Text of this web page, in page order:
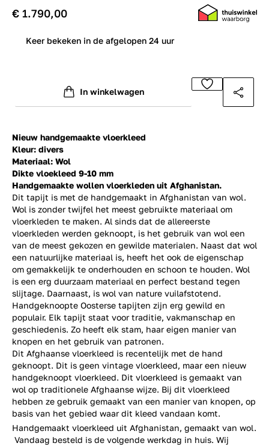
Nieuw handgemaakte vloerkleed
Kleur: divers
Materiaal: Wol
Dikte vloekleed 9-10 mm
Handgemaakte wollen vloerkleden uit Afghanistan.
Dit tapijt is met de handgemaakt in Afghanistan van wol.
Wol is zonder twijfel het meest gebruikte materiaal om
vloerkleden te maken. Al sinds dat de allereerste
vloerkleden werden geknoopt, is het gebruik van wol een
van de meest gekozen en gewilde materialen. Naast dat wol
een natuurlijke materiaal is, heeft het ook de eigenschap
om gemakkelijk te onderhouden en schoon te houden. Wol
is een erg duurzaam materiaal en perfect bestand tegen
slijtage. Daarnaast, is wol van nature vuilafstotend.
Handgeknoopte Oosterse tapijten zijn erg gewild en
populair. Elk tapijt staat voor traditie, vakmanschap en
geschiedenis. Zo heeft elk stam, haar eigen manier van
knopen en het gebruik van patronen.
Dit Afghaanse vloerkleed is recentelijk met de hand
geknoopt. Dit is geen vintage vloerkleed, maar een nieuw
handgeknoopt vloerkleed. Dit vloerkleed is gemaakt van
wol op traditionele Afghaanse wijze. Bij dit vloerkleed
hebben ze gebruik gemaakt van een manier van knopen, op
basis van het gebied waar dit kleed vandaan komt.
€ 1.790,00
Keer bekeken in de afgelopen 24 uur
In winkelwagen
Handgemaakt vloerkleed uit Afghanistan, gemaakt van wol.
Vandaag besteld is de volgende werkdag in huis. Wij